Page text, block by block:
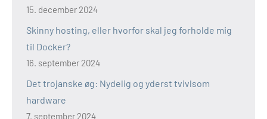
15. december 2024
Skinny hosting, eller hvorfor skal jeg forholde mig
til Docker?
16. september 2024
Det trojanske øg: Nydelig og yderst tvivlsom
hardware
7. september 2024